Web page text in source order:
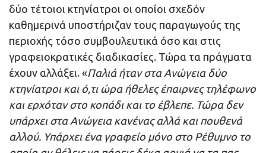
δύο τέτοιοι κτηνίατροι οι οποίοι σχεδόν
καθημερινά υποστήριζαν τους παραγωγούς της
περιοχής τόσο συμβουλευτικά όσο και στις
γραφειοκρατικές διαδικασίες. Τώρα τα πράγματα
έχουν αλλάξει. «Παλιά ήταν στα Ανώγεια δύο
κτηνίατροι και ό,τι ώρα ήθελες έπαιρνες τηλέφωνο
και ερχόταν στο κοπάδι και το έβλεπε. Τώρα δεν
υπάρχει στα Ανώγεια κανένας αλλά και πουθενά
αλλού. Υπάρχει ένα γραφείο μόνο στο Ρέθυμνο το